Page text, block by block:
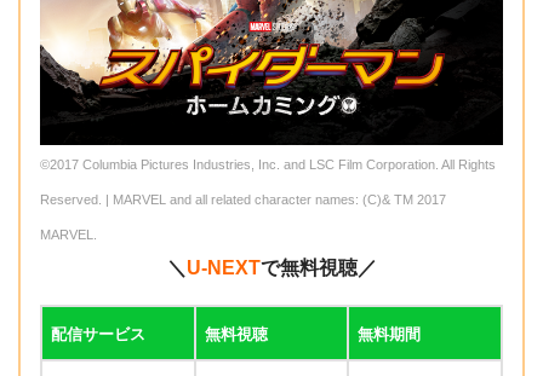
©2017 Columbia Pictures Industries, Inc. and LSC Film Corporation. All Rights
Reserved. | MARVEL and all related character names: (C)& TM 2017
MARVEL.
＼ U-NEXTで無料視聴／
配信サービス 無料視聴 無料期間